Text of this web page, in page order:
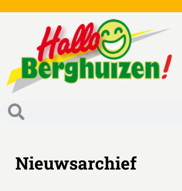
Nieuwsarchief